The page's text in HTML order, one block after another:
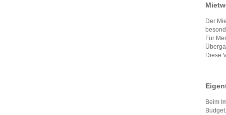
Der
Für
Diese
Beim